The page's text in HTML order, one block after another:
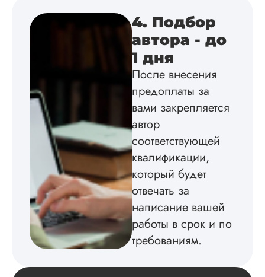
подробно
по всем вопросам.
Инна
Вид работы:
Диссертация
Дата:
Магистерскую
диссертацию по
философии
на твердую 5.
Грамотно
4. Подбор
автора - до
1 дня
После внесения
предоплаты за
вами закрепляется
автор
соответствующей
квалификации,
который будет
отвечать за
написание вашей
работы в срок и по
требованиям.